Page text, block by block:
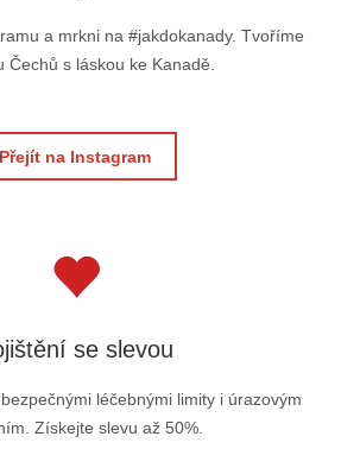
a mrkni na #jakdokanady. Tvoříme
Čechů s láskou ke Kanadě.
Přejít na Instagram
se slevou
léčebnými limity i úrazovým
Získejte slevu až 50%.